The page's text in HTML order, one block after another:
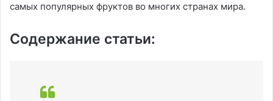
самых популярных фруктов во многих странах мира.
Содержание статьи: